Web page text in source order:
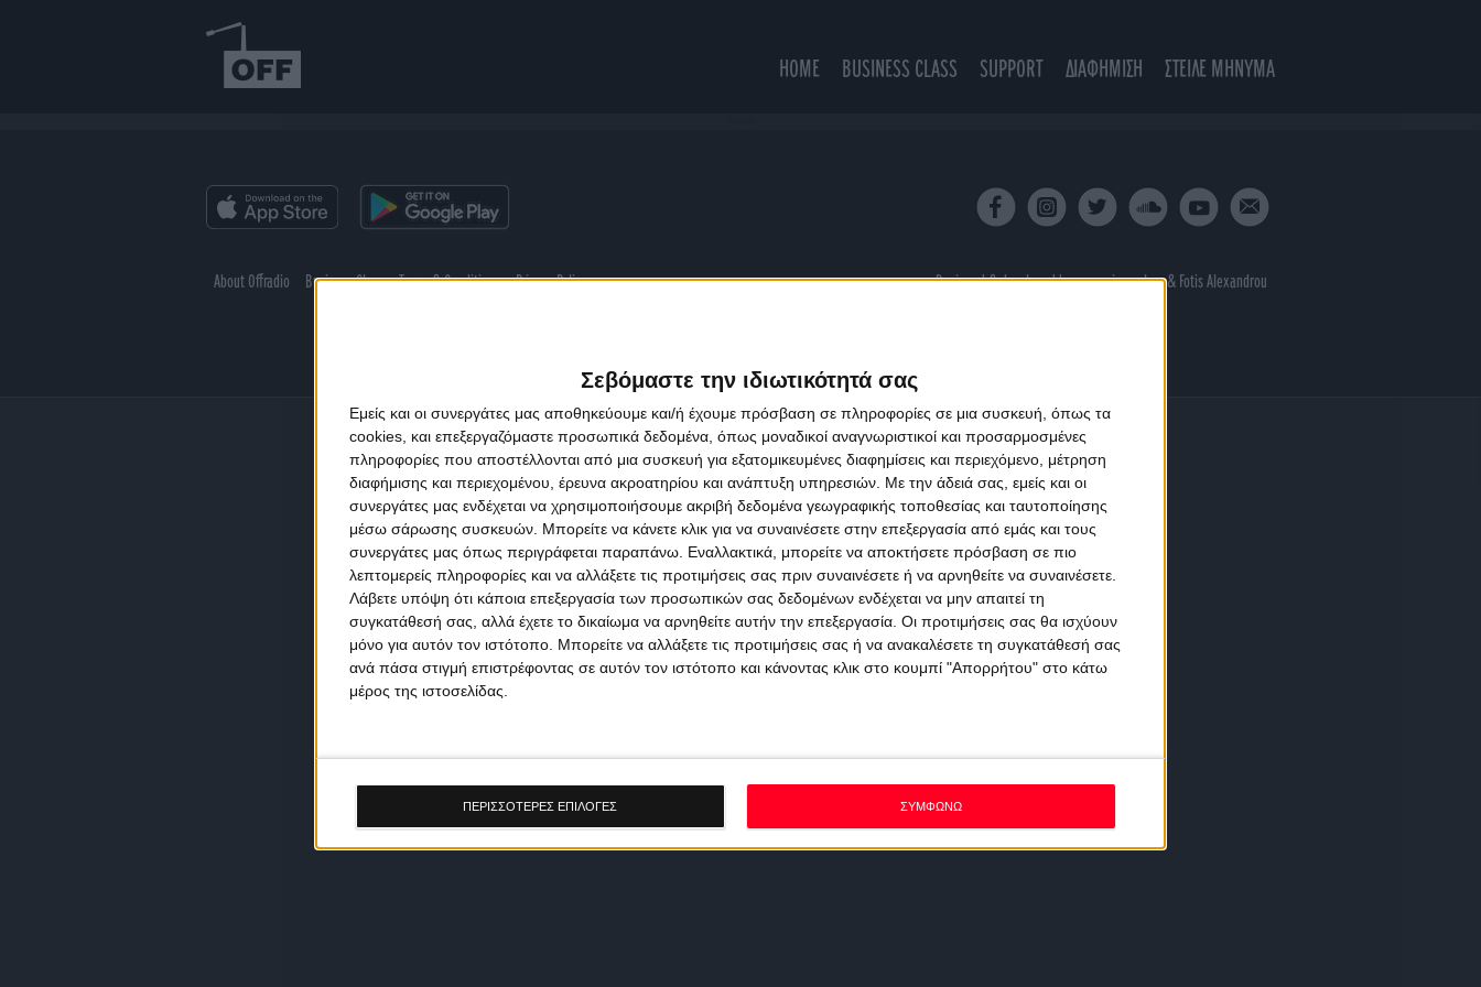
Σεβόμαστε την ιδιωτικότητά σας
Εμείς και οι συνεργάτες μας αποθηκεύουμε και/ή έχουμε πρόσβαση σε πληροφορίες σε μια συσκευή, όπως τα
cookies, και επεξεργαζόμαστε προσωπικά δεδομένα, όπως μοναδικοί αναγνωριστικοί και προσαρμοσμένες
πληροφορίες που αποστέλλονται από μια συσκευή για εξατομικευμένες διαφημίσεις και περιεχόμενο, μέτρηση
διαφήμισης και περιεχομένου, έρευνα ακροατηρίου και ανάπτυξη υπηρεσιών. Με την άδειά σας, εμείς και οι
συνεργάτες μας ενδέχεται να χρησιμοποιήσουμε ακριβή δεδομένα γεωγραφικής τοποθεσίας και ταυτοποίησης
μέσω σάρωσης συσκευών. Μπορείτε να κάνετε κλικ για να συναινέσετε στην επεξεργασία από εμάς και τους
συνεργάτες μας όπως περιγράφεται παραπάνω. Εναλλακτικά, μπορείτε να αποκτήσετε πρόσβαση σε πιο
λεπτομερείς πληροφορίες και να αλλάξετε τις προτιμήσεις σας πριν συναινέσετε ή να αρνηθείτε να συναινέσετε.
Λάβετε υπόψη ότι κάποια επεξεργασία των προσωπικών σας δεδομένων ενδέχεται να μην απαιτεί τη
συγκατάθεσή σας, αλλά έχετε το δικαίωμα να αρνηθείτε αυτήν την επεξεργασία. Οι προτιμήσεις σας θα ισχύουν
μόνο για αυτόν τον ιστότοπο. Μπορείτε να αλλάξετε τις προτιμήσεις σας ή να ανακαλέσετε τη συγκατάθεσή σας
ανά πάσα στιγμή επιστρέφοντας σε αυτόν τον ιστότοπο και κάνοντας κλικ στο κουμπί "Απορρήτου" στο κάτω
μέρος της ιστοσελίδας.
ΠΕΡΙΣΣΟΤΕΡΕΣ ΕΠΙΛΟΓΕΣ ΣΥΜΦΩΝΩ
HOME BUSINESS CLASS SUPPORT ΔΙΑΦΗΜΙΣΗ ΣΤΕΙΛΕ ΜΗΝΥΜΑ
About Offradio Business Class Terms & Conditions Privacy Policy Designed & developed byporcupine colors& Fotis Alexandrou